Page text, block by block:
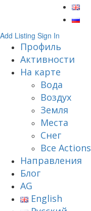
Add Listing Sign In
Профиль
Активности
На карте
Вода
Воздух
Земля
Места
Снег
Все Actions
Направления
Блог
AG
English